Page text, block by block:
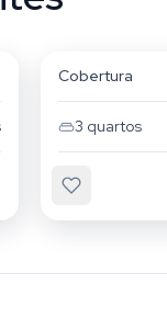
Cobertura
3 quartos